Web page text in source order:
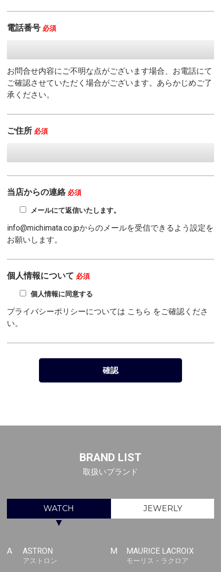
電話番号 必須
お問合せ内容にご不明な点がございます場合、お電話にて
ご確認させていただく場合がございます。あらかじめご了
承ください。
ご住所 必須
当店からの連絡 必須
メールにて返信いたします。
info@michimata.co.jpからのメールを受信できるよう設定を
お願いします。
個人情報について 必須
個人情報に同意する
プライバシーポリシーについては こちら をご確認くださ
い。
BRAND LIST
取扱いブランド
WATCH JEWERLY
▼
A ASTRON
アストロン
M MAURICE LACROIX
モーリス・ラクロア